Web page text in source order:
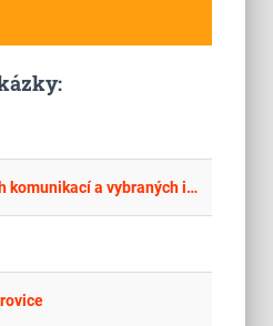
Rekonstrukce místních komunikací a vybraných inž. sítí ve městě Český Krumlov - ul. Pod Vyhlídkou